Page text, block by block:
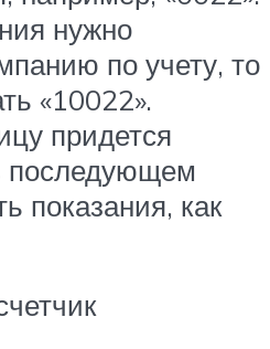
нужно
по учету, то
«10022».
придется
последующем
показания, как